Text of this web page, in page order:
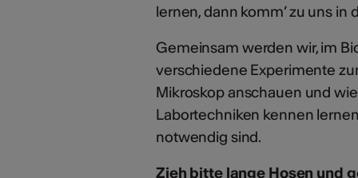
lernen, dann komm’ zu uns in
Gemeinsam werden wir, im
verschiedene Experimente
Mikroskop anschauen und
Labortechniken kennen
notwendig sind.
Zieh bitte lange Hosen und